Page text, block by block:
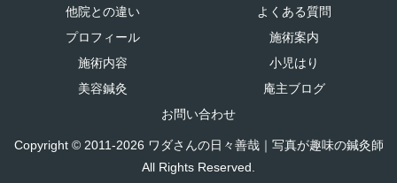
他院との違い
よくある質問
プロフィール
施術案内
施術内容
小児はり
美容鍼灸
庵主ブログ
お問い合わせ
Copyright © 2011-2026 ワダさんの日々善哉｜写真が趣味の鍼灸師
All Rights Reserved.